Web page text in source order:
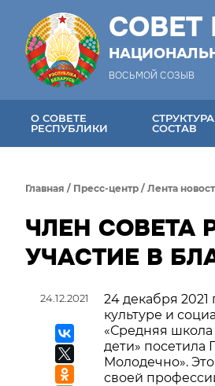
СОВЕТ
ВОСЬМОЙ СОЗЫВ
О СОВЕТЕ
РЕСПУБЛИКИ
СОСТАВ
Главная / Пресс-центр / Лента
ЧЛЕН СОВЕТА
УЧАСТИЕ В
24.12.2021
24 декабря
культуре и
«Средняя
дети»
Молодечно».
своей